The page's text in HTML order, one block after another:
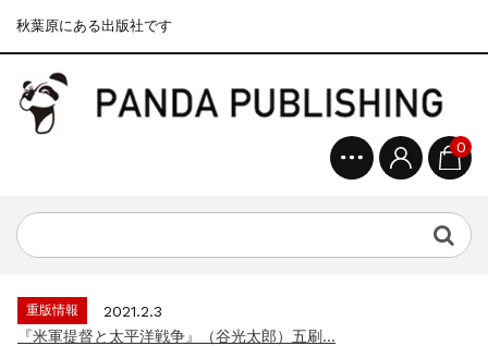
秋葉原にある出版社です
0
『F-2超入門』（関 賢太郎）三刷...
重版情報
2021.3.25
重版情報
2021.2.3
『米軍提督と太平洋戦争』（谷光太郎）五刷...